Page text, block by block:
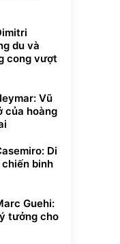
nâng
du và
cong vượt
Vũ
của hoàng
Di
binh
Guehi:
tưởng cho